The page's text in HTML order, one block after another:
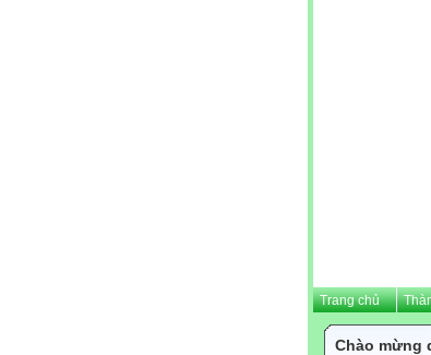
Trang chủ
Chào mừng